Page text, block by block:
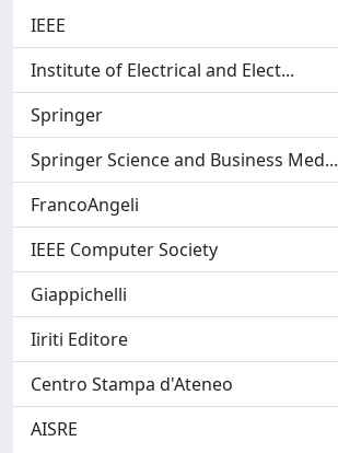
IEEE
Institute of Electrical and Elect...
Springer
Springer Science and Business Med...
FrancoAngeli
IEEE Computer Society
Giappichelli
Iiriti Editore
Centro Stampa d'Ateneo
AISRE